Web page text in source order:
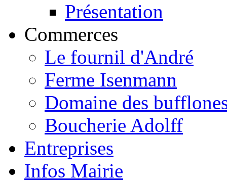
Présentation
Commerces
Le fournil d'André
Ferme Isenmann
Domaine des
Boucherie Adolff
Entreprises
Infos Mairie